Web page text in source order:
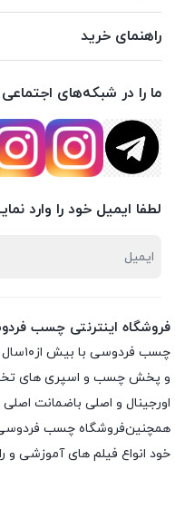
راهنمای خرید
ما را در شبکه‌های اجتماعی
لطفا ایمیل خود را وارد
فروشگاه اینترنتی چسب
چسب
و پخش چسب و اسپری های
اورجینال و اصلی باضمانت
همچنین‌فروشگاه چسب فردوسی
خود انواع فیلم های آموزشی و